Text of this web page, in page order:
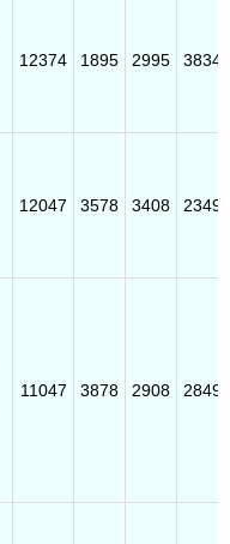
12374 1895 2995 3834
12047 3578 3408 2349
11047 3878 2908 2849